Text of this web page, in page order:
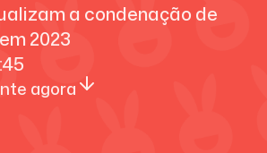
a condenação de
2023
agora